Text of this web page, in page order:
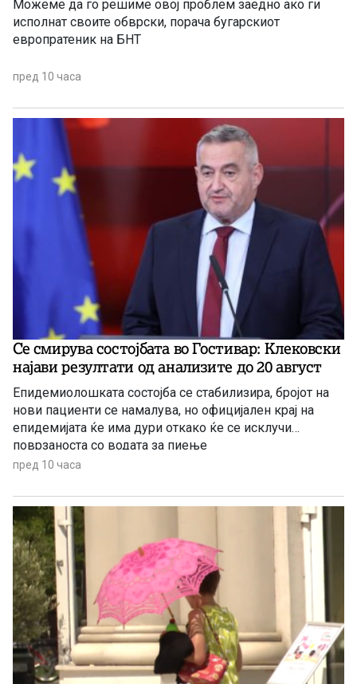
Можеме да го решиме овој проблем заедно ако ги
исполнат своите обврски, порача бугарскиот
европратеник на БНТ
пред 10 часа
Се смирува состојбата во Гостивар: Клековски
најави резултати од анализите до 20 август
Епидемиолошката состојба се стабилизира, бројот на
нови пациенти се намалува, но официјален крај на
епидемијата ќе има дури откако ќе се исклучи
поврзаноста со водата за пиење
пред 10 часа